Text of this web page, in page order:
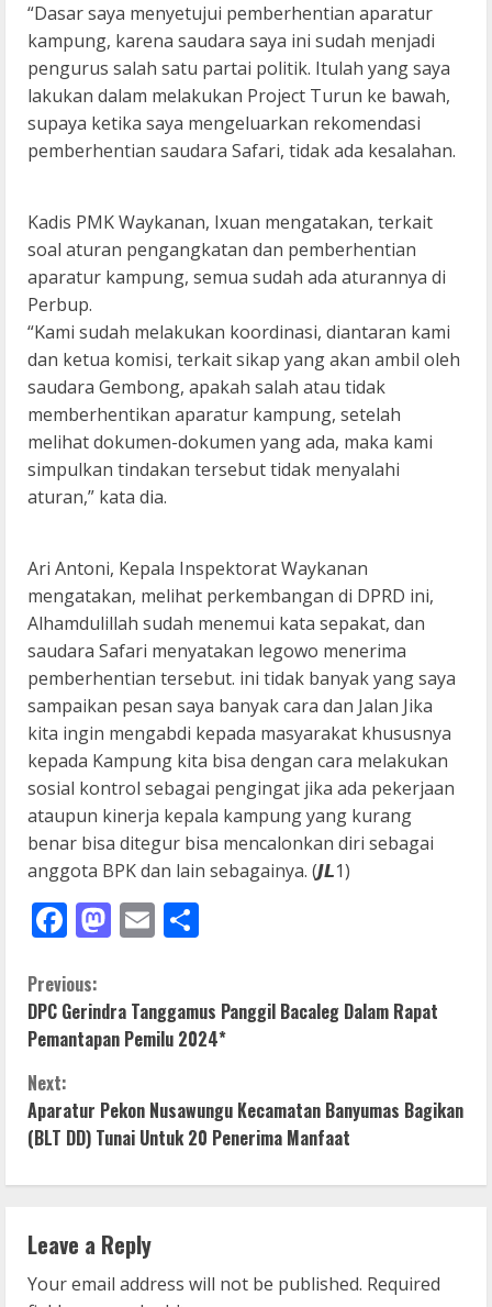
“Dasar saya menyetujui pemberhentian aparatur
kampung, karena saudara saya ini sudah menjadi
pengurus salah satu partai politik. Itulah yang saya
lakukan dalam melakukan Project Turun ke bawah,
supaya ketika saya mengeluarkan rekomendasi
pemberhentian saudara Safari, tidak ada kesalahan.
Kadis PMK Waykanan, Ixuan mengatakan, terkait
soal aturan pengangkatan dan pemberhentian
aparatur kampung, semua sudah ada aturannya di
Perbup.
“Kami sudah melakukan koordinasi, diantaran kami
dan ketua komisi, terkait sikap yang akan ambil oleh
saudara Gembong, apakah salah atau tidak
memberhentikan aparatur kampung, setelah
melihat dokumen-dokumen yang ada, maka kami
simpulkan tindakan tersebut tidak menyalahi
aturan,” kata dia.
Ari Antoni, Kepala Inspektorat Waykanan
mengatakan, melihat perkembangan di DPRD ini,
Alhamdulillah sudah menemui kata sepakat, dan
saudara Safari menyatakan legowo menerima
pemberhentian tersebut. ini tidak banyak yang saya
sampaikan pesan saya banyak cara dan Jalan Jika
kita ingin mengabdi kepada masyarakat khususnya
kepada Kampung kita bisa dengan cara melakukan
sosial kontrol sebagai pengingat jika ada pekerjaan
ataupun kinerja kepala kampung yang kurang
benar bisa ditegur bisa mencalonkan diri sebagai
anggota BPK dan lain sebagainya. (𝙅𝙇1)
Facebook
Mastodon
Email
C
o
n
t
i
n
u
Previous:
DPC Gerindra Tanggamus Panggil Bacaleg Dalam Rapat
Pemantapan Pemilu 2024*
Next:
Aparatur Pekon Nusawungu Kecamatan Banyumas Bagikan
(BLT DD) Tunai Untuk 20 Penerima Manfaat
Leave a Reply
Your email address will not be published. Required